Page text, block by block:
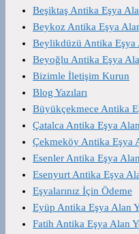
Beşiktaş Antika Eşya
Beykoz Antika Eşya
Beylikdüzü Antika Eşya
Beyoğlu Antika Eşya
Bizimle İletişim Kurun
Blog Yazıları
Büyükçekmece Antika
Çatalca Antika Eşya
Çekmeköy Antika Eşya
Esenler Antika Eşya
Esenyurt Antika Eşya
Eşyalarınız İçin Ödeme
Eyüp Antika Eşya Alan
Fatih Antika Eşya Alan